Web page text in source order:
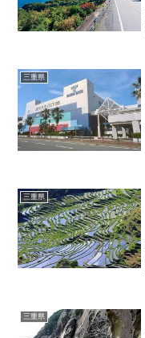
三重県
三重県
三重県